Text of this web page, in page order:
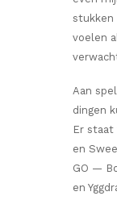
stukken
voelen
Aan
dingen
Er
en
GO —
en